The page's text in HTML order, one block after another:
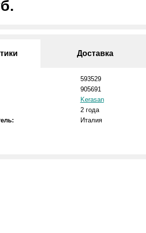
Доставка
593529
905691
Kerasan
2 года
Италия